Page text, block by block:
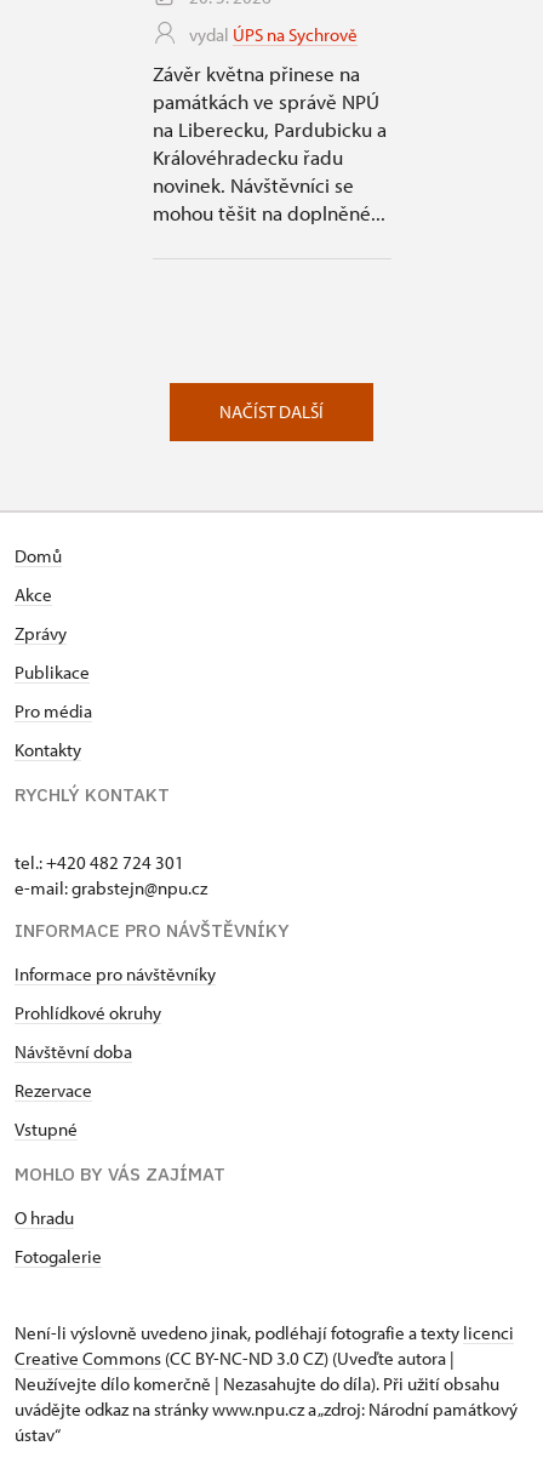
vydal ÚPS na Sychrově
Závěr května přinese na
památkách ve správě NPÚ
na Liberecku, Pardubicku a
Královéhradecku řadu
novinek. Návštěvníci se
mohou těšit na doplněné...
NAČÍST DALŠÍ
Domů
Akce
Zprávy
Publikace
Pro média
Kontakty
RYCHLÝ KONTAKT
tel.: +420 482 724 301
e-mail: grabstejn@npu.cz
INFORMACE PRO NÁVŠTĚVNÍKY
Informace pro návštěvníky
Prohlídkové okruhy
Návštěvní doba
Rezervace
Vstupné
MOHLO BY VÁS ZAJÍMAT
O hradu
Fotogalerie
Není-li výslovně uvedeno jinak, podléhají fotografie a texty licenci
Creative Commons (CC BY-NC-ND 3.0 CZ) (Uveďte autora |
Neužívejte dílo komerčně | Nezasahujte do díla). Při užití obsahu
uvádějte odkaz na stránky www.npu.cz a „zdroj: Národní památkový
ústav“